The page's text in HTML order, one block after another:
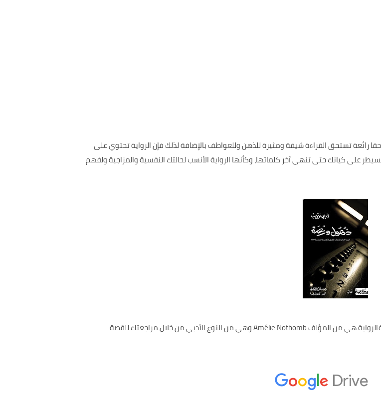
رائعة تستحق القراءة شيقة ومثيرة للذهن وللعواطف بالإضافة لذلك فإن الرواية تحتوي على
كيانك حتى تنهي آخر كلماتها، وكأنها الرواية الأنسب لحالتك النفسية والمزاجية ولفهم
كما أن الرواية تحتوي على مجموعة من النصوص والأحداث المتنوعة فالرواية هي من المؤلف Amélie Nothomb وهي من النوع الأدبي من خلال مراجعتك للقصة